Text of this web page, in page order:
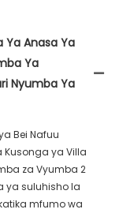
Ya Anasa Ya
Ya
Nyumba Ya
Bei Nafuu
Kusonga ya Villa
za Vyumba 2
ya suluhisho la
mfumo wa